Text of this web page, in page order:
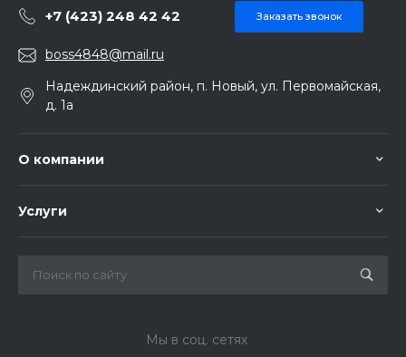
+7 (423) 248 42 42 Заказать звонок
boss4848@mail.ru
Надеждинский район, п. Новый, ул. Первомайская,
д. 1а
О компании
Услуги
Мы в соц. сетях